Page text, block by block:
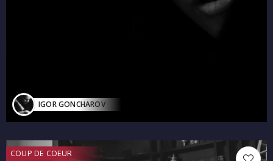
IGOR GONCHAROV
COUP DE COEUR